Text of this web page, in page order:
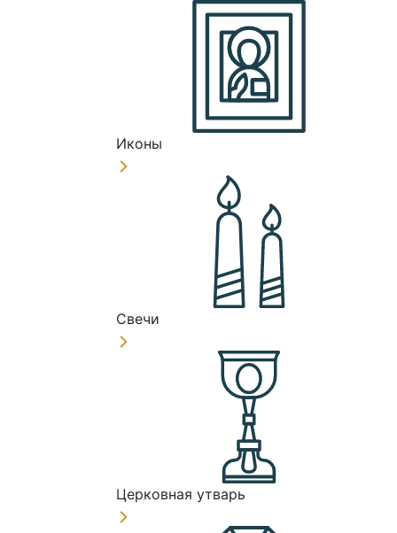
Иконы
Свечи
Церковная утварь